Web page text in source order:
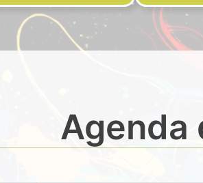
Agenda